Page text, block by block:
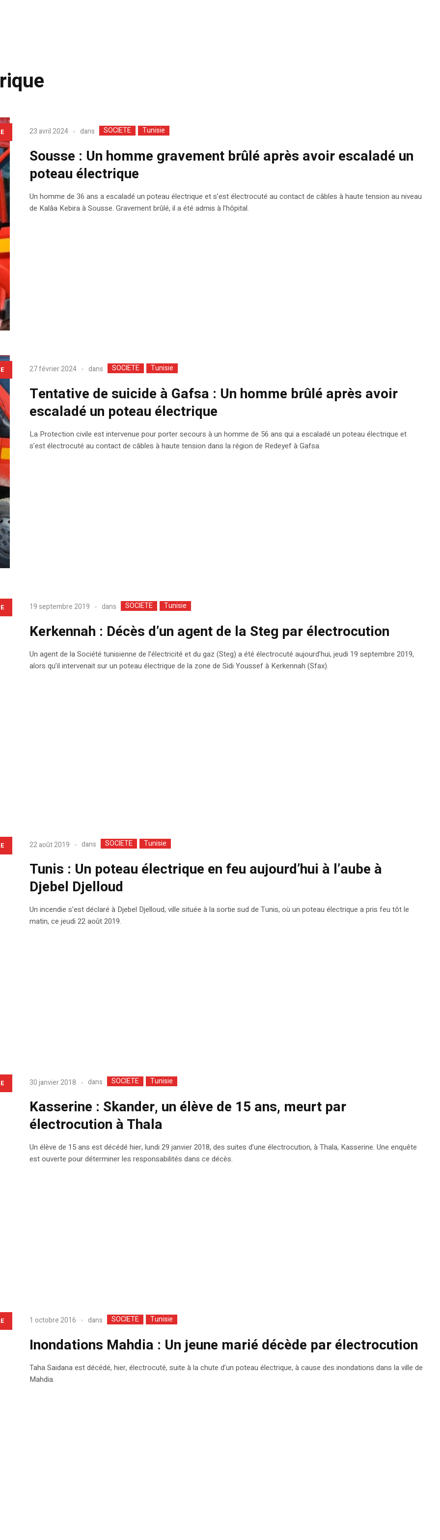
23 avril 2024 dans SOCIETE Tunisie
Sousse : Un homme gravement brûlé après avoir escaladé un
poteau électrique
Un homme de 36 ans a escaladé un poteau électrique et s’est électrocuté au contact de câbles à haute tension au niveau
de Kalâa Kebira à Sousse. Gravement brûlé, il a été admis à l’hôpital.
27 février 2024 dans SOCIETE Tunisie
Tentative de suicide à Gafsa : Un homme brûlé après avoir
escaladé un poteau électrique
La Protection civile est intervenue pour porter secours à un homme de 56 ans qui a escaladé un poteau électrique et
s’est électrocuté au contact de câbles à haute tension dans la région de Redeyef à Gafsa.
19 septembre 2019 dans SOCIETE Tunisie
Kerkennah : Décès d’un agent de la Steg par électrocution
Un agent de la Société tunisienne de l’électricité et du gaz (Steg) a été électrocuté aujourd’hui, jeudi 19 septembre 2019,
alors qu’il intervenait sur un poteau électrique de la zone de Sidi Youssef à Kerkennah (Sfax).
22 août 2019 dans SOCIETE Tunisie
Tunis : Un poteau électrique en feu aujourd’hui à l’aube à
Djebel Djelloud
Un incendie s’est déclaré à Djebel Djelloud, ville située à la sortie sud de Tunis, où un poteau électrique a pris feu tôt le
matin, ce jeudi 22 août 2019.
30 janvier 2018 dans SOCIETE Tunisie
Kasserine : Skander, un élève de 15 ans, meurt par
électrocution à Thala
Un élève de 15 ans est décédé hier, lundi 29 janvier 2018, des suites d’une électrocution, à Thala, Kasserine. Une enquête
est ouverte pour déterminer les responsabilités dans ce décès.
1 octobre 2016 dans SOCIETE Tunisie
Inondations Mahdia : Un jeune marié décède par électrocution
Taha Saidana est décédé, hier, électrocuté, suite à la chute d’un poteau électrique, à cause des inondations dans la ville de
Mahdia.